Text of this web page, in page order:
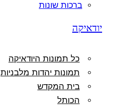
ברכות שונות
יודאיקה
כל תמונות היודאיקה
תמונות יהדות מלבניות
בית המקדש
הכותל